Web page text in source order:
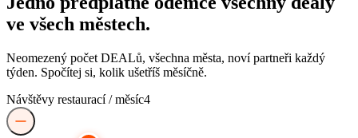
ve všech městech.
Neomezený počet DEALů, všechna města, noví partneři každý
týden. Spočítej si, kolik ušetříš měsíčně.
Návštěvy restaurací / měsíc4